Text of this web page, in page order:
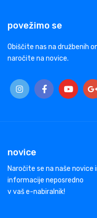
povežimo se
Obiščite nas na družbenih
naročite na novice.
novice
Naročite se na naše
informacije neposredno
v vaš e-nabiralnik!